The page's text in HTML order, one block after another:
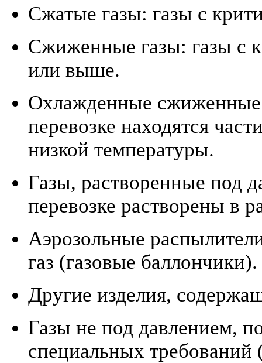
Сжатые газы: газы с
Сжиженные газы: газы с
или выше.
Охлажденные сжиженные
перевозке находятся
низкой температуры.
Газы, растворенные под
перевозке растворены в
Аэрозольные
газ (газовые баллончики).
Другие изделия,
Газы не под давлением,
специальных требований